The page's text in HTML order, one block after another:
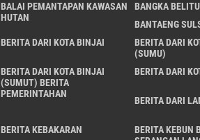
BALAI PEMANTAPAN KAWASAN
HUTAN
BANGKA
BANTAENG
BERITA DARI KOTA BINJAI
BERITA DARI
(SUMU)
BERITA DARI KOTA BINJAI
(SUMUT) BERITA
PEMERINTAHAN
BERITA DARI
BERITA DARI
BERITA KEBAKARAN
BERITA KEBUN